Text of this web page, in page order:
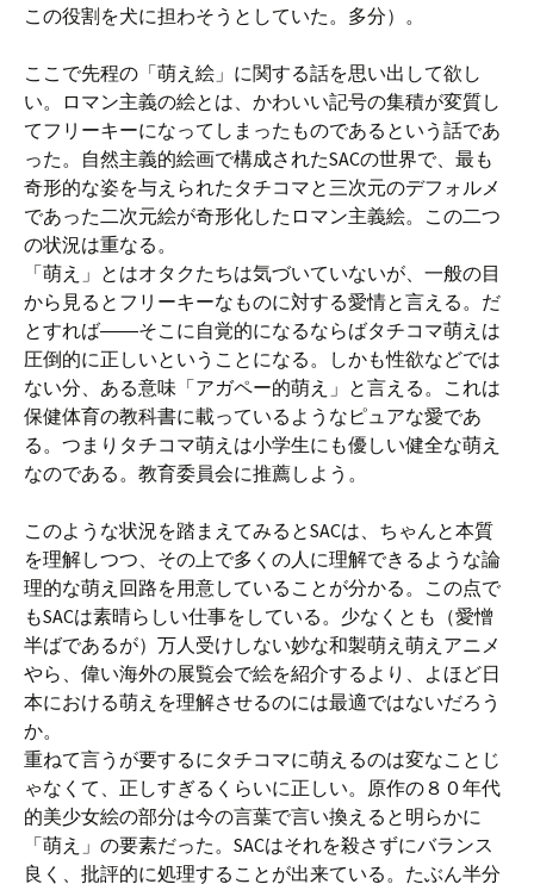
この役割を犬に担わそうとしていた。多分）。
ここで先程の「萌え絵」に関する話を思い出して欲し
い。ロマン主義の絵とは、かわいい記号の集積が変質し
てフリーキーになってしまったものであるという話であ
った。自然主義的絵画で構成されたSACの世界で、最も
奇形的な姿を与えられたタチコマと三次元のデフォルメ
であった二次元絵が奇形化したロマン主義絵。この二つ
の状況は重なる。
「萌え」とはオタクたちは気づいていないが、一般の目
から見るとフリーキーなものに対する愛情と言える。だ
とすれば――そこに自覚的になるならばタチコマ萌えは
圧倒的に正しいということになる。しかも性欲などでは
ない分、ある意味「アガペー的萌え」と言える。これは
保健体育の教科書に載っているようなピュアな愛であ
る。つまりタチコマ萌えは小学生にも優しい健全な萌え
なのである。教育委員会に推薦しよう。
このような状況を踏まえてみるとSACは、ちゃんと本質
を理解しつつ、その上で多くの人に理解できるような論
理的な萌え回路を用意していることが分かる。この点で
もSACは素晴らしい仕事をしている。少なくとも（愛憎
半ばであるが）万人受けしない妙な和製萌え萌えアニメ
やら、偉い海外の展覧会で絵を紹介するより、よほど日
本における萌えを理解させるのには最適ではないだろう
か。
重ねて言うが要するにタチコマに萌えるのは変なことじ
ゃなくて、正しすぎるくらいに正しい。原作の８０年代
的美少女絵の部分は今の言葉で言い換えると明らかに
「萌え」の要素だった。SACはそれを殺さずにバランス
良く、批評的に処理することが出来ている。たぶん半分